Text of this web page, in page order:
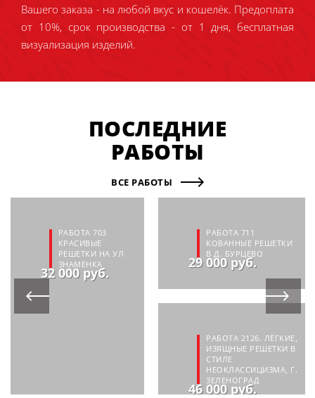
Вашего заказа - на любой вкус и кошелёк. Предоплата
от 10%, срок производства - от 1 дня, бесплатная
визуализация изделий.
ПОСЛЕДНИЕ
РАБОТЫ
ВСЕ РАБОТЫ
РАБОТА 703
КРАСИВЫЕ
РЕШЕТКИ НА УЛ
ЗНАМЕНКА
32 000 руб.
РАБОТА 711
КОВАННЫЕ РЕШЕТКИ
В Д. БУРЦЕВО
29 000 руб.
РАБОТА 2126. ЛЁГКИЕ,
ИЗЯЩНЫЕ РЕШЕТКИ В
СТИЛЕ
НЕОКЛАССИЦИЗМА, Г.
ЗЕЛЕНОГРАД
46 000 руб.